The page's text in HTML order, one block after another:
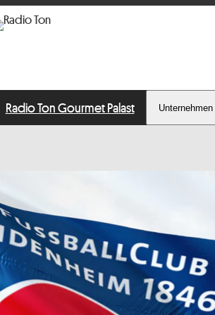
Radio Ton Gourmet Palast Unternehmen